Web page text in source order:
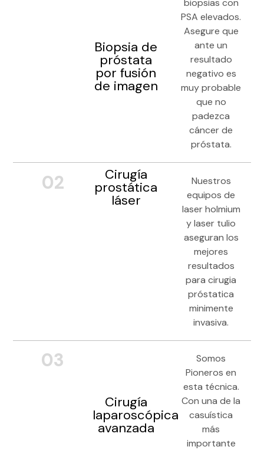
Biopsia de
próstata
por fusión
de imagen
biopsias con
PSA elevados.
Asegure que
ante un
resultado
negativo es
muy probable
que no
padezca
cáncer de
próstata.
02 Cirugía
prostática
láser
Nuestros
equipos de
laser holmium
y laser tulio
aseguran los
mejores
resultados
para cirugia
próstatica
minimente
invasiva.
03
Cirugía
laparoscópica
avanzada
Somos
Pioneros en
esta técnica.
Con una de la
casuística
más
importante